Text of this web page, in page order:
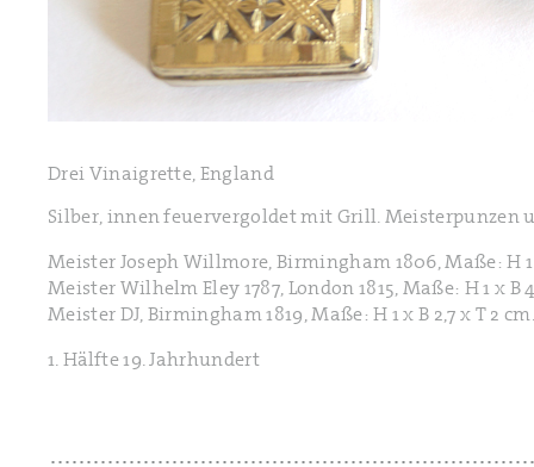
Drei Vinaigrette, England
Silber, innen feuervergoldet mit Grill. Meisterpunzen
Meister Joseph Willmore, Birmingham 1806, Maße: H 1
Meister Wilhelm Eley 1787, London 1815, Maße: H 1 x B
Meister DJ, Birmingham 1819, Maße: H 1 x B 2,7 x T 2 cm.
1. Hälfte 19. Jahrhundert